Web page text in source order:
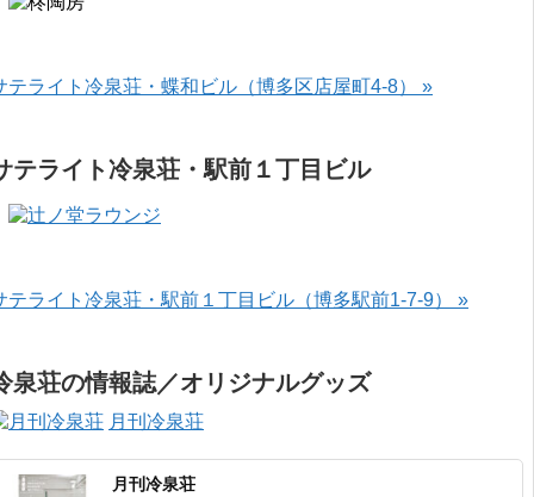
テライト冷泉荘・蝶和ビル（博多区店屋町4-8） »
テライト冷泉荘・駅前１丁目ビル
テライト冷泉荘・駅前１丁目ビル（博多駅前1-7-9） »
泉荘の情報誌／オリジナルグッズ
月刊冷泉荘
月刊冷泉荘